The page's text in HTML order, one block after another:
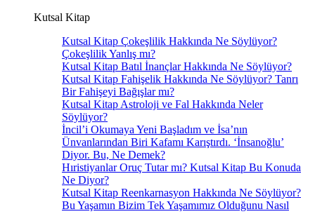
Kutsal Kitap
Kutsal Kitap Çokeşlilik Hakkında Ne Söylüyor?
Çokeşlilik Yanlış mı?
Kutsal Kitap Batıl İnançlar Hakkında Ne Söylüyor?
Kutsal Kitap Fahişelik Hakkında Ne Söylüyor? Tanrı
Bir Fahişeyi Bağışlar mı?
Kutsal Kitap Astroloji ve Fal Hakkında Neler
Söylüyor?
İncil’i Okumaya Yeni Başladım ve İsa’nın
Ünvanlarından Biri Kafamı Karıştırdı. ‘İnsanoğlu’
Diyor. Bu, Ne Demek?
Hıristiyanlar Oruç Tutar mı? Kutsal Kitap Bu Konuda
Ne Diyor?
Kutsal Kitap Reenkarnasyon Hakkında Ne Söylüyor?
Bu Yaşamın Bizim Tek Yaşamımız Olduğunu Nasıl